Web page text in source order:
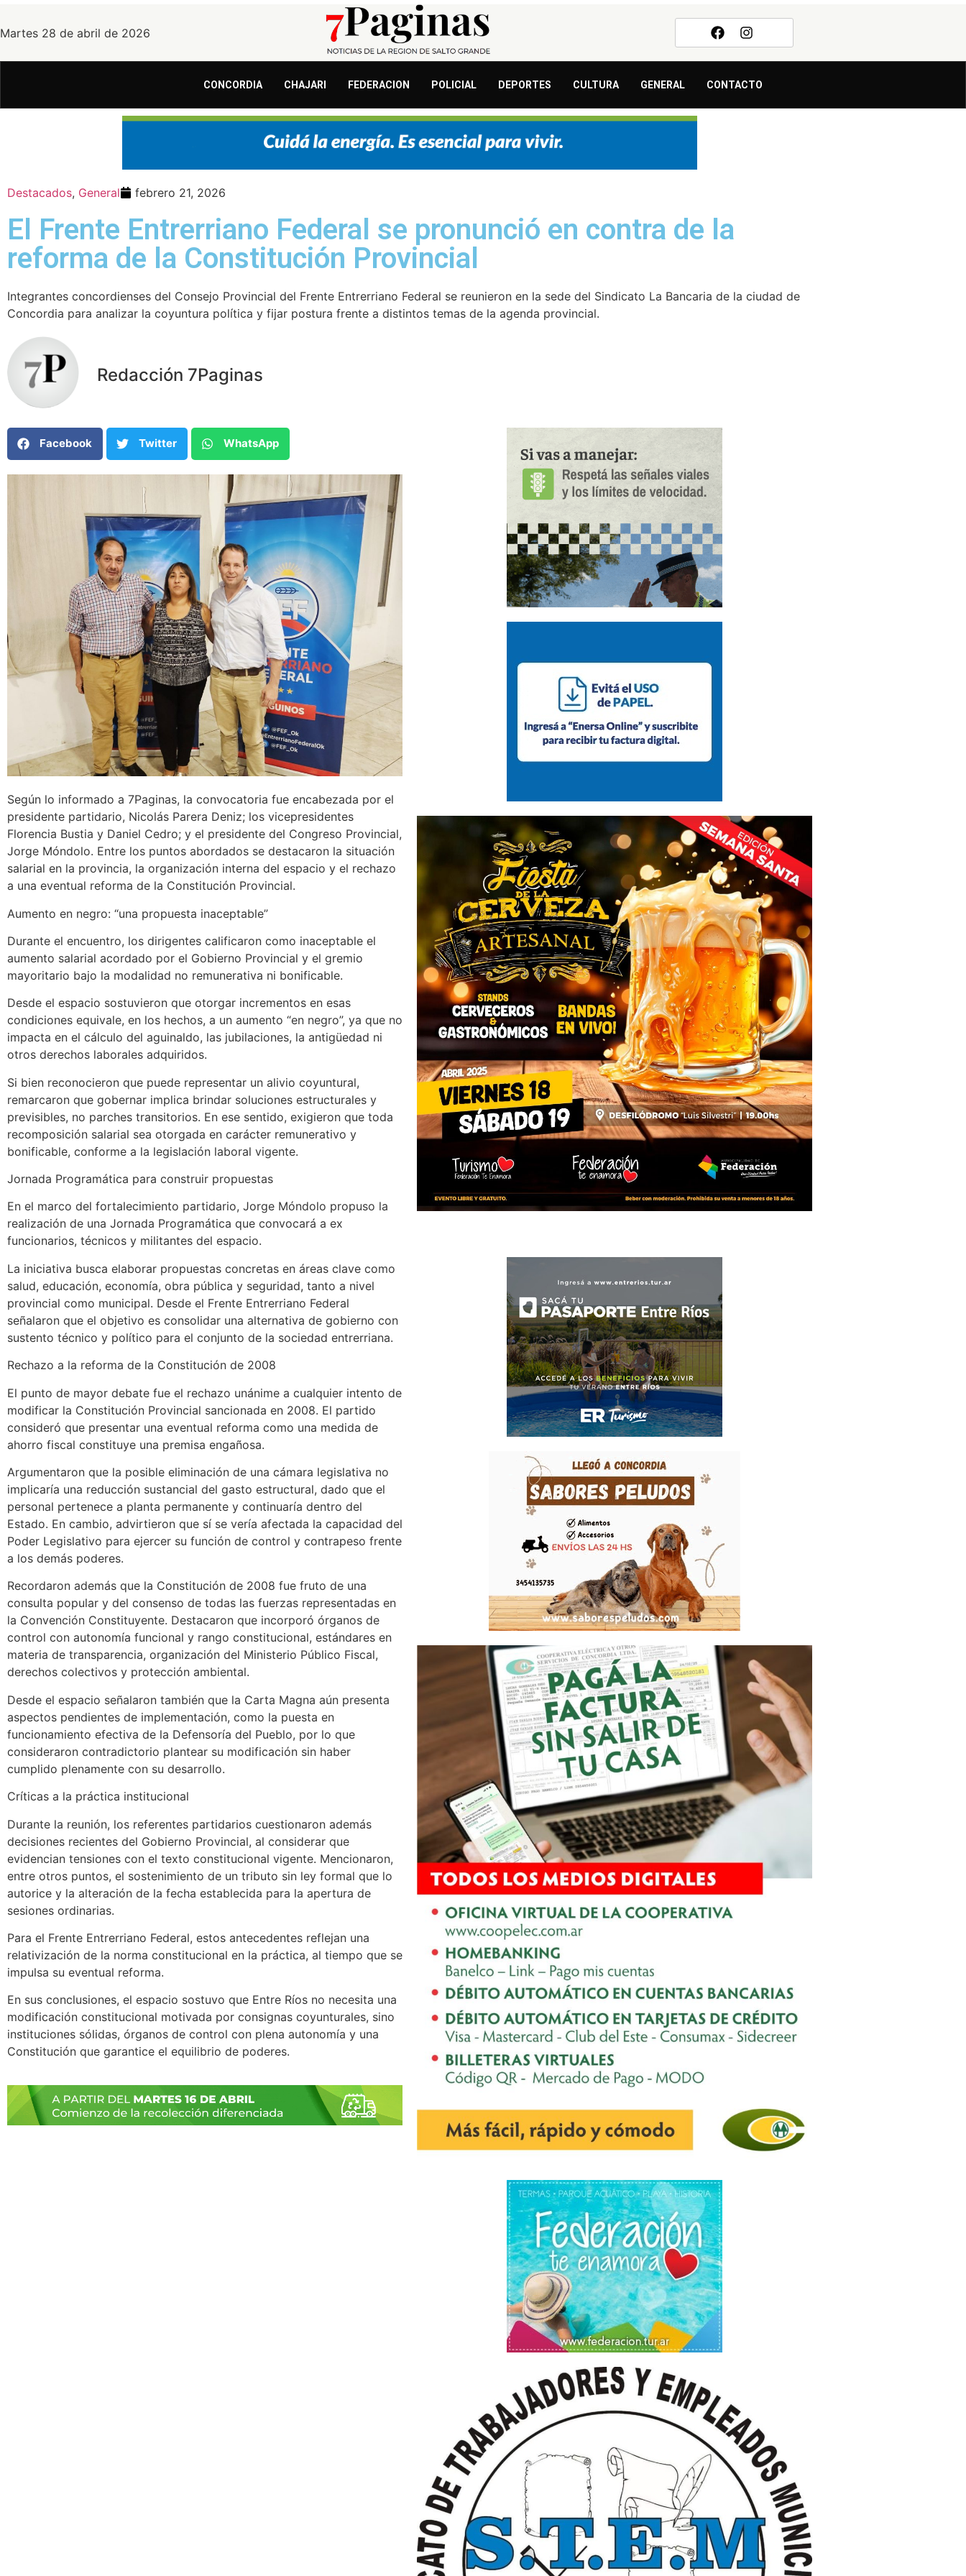
Martes 28 de abril de 2026
CONCORDIA CHAJARI FEDERACION POLICIAL DEPORTES CULTURA GENERAL CONTACTO
Destacados, General febrero 21, 2026
El Frente Entrerriano Federal se pronunció en contra de la
reforma de la Constitución Provincial
Integrantes concordienses del Consejo Provincial del Frente Entrerriano Federal se reunieron en la sede del Sindicato La Bancaria de la ciudad de
Concordia para analizar la coyuntura política y fijar postura frente a distintos temas de la agenda provincial.
Redacción 7Paginas
Facebook Twitter WhatsApp
Según lo informado a 7Paginas, la convocatoria fue encabezada por el
presidente partidario, Nicolás Parera Deniz; los vicepresidentes
Florencia Bustia y Daniel Cedro; y el presidente del Congreso Provincial,
Jorge Móndolo. Entre los puntos abordados se destacaron la situación
salarial en la provincia, la organización interna del espacio y el rechazo
a una eventual reforma de la Constitución Provincial.
Aumento en negro: “una propuesta inaceptable”
Durante el encuentro, los dirigentes calificaron como inaceptable el
aumento salarial acordado por el Gobierno Provincial y el gremio
mayoritario bajo la modalidad no remunerativa ni bonificable.
Desde el espacio sostuvieron que otorgar incrementos en esas
condiciones equivale, en los hechos, a un aumento “en negro”, ya que no
impacta en el cálculo del aguinaldo, las jubilaciones, la antigüedad ni
otros derechos laborales adquiridos.
Si bien reconocieron que puede representar un alivio coyuntural,
remarcaron que gobernar implica brindar soluciones estructurales y
previsibles, no parches transitorios. En ese sentido, exigieron que toda
recomposición salarial sea otorgada en carácter remunerativo y
bonificable, conforme a la legislación laboral vigente.
Jornada Programática para construir propuestas
En el marco del fortalecimiento partidario, Jorge Móndolo propuso la
realización de una Jornada Programática que convocará a ex
funcionarios, técnicos y militantes del espacio.
La iniciativa busca elaborar propuestas concretas en áreas clave como
salud, educación, economía, obra pública y seguridad, tanto a nivel
provincial como municipal. Desde el Frente Entrerriano Federal
señalaron que el objetivo es consolidar una alternativa de gobierno con
sustento técnico y político para el conjunto de la sociedad entrerriana.
Rechazo a la reforma de la Constitución de 2008
El punto de mayor debate fue el rechazo unánime a cualquier intento de
modificar la Constitución Provincial sancionada en 2008. El partido
consideró que presentar una eventual reforma como una medida de
ahorro fiscal constituye una premisa engañosa.
Argumentaron que la posible eliminación de una cámara legislativa no
implicaría una reducción sustancial del gasto estructural, dado que el
personal pertenece a planta permanente y continuaría dentro del
Estado. En cambio, advirtieron que sí se vería afectada la capacidad del
Poder Legislativo para ejercer su función de control y contrapeso frente
a los demás poderes.
Recordaron además que la Constitución de 2008 fue fruto de una
consulta popular y del consenso de todas las fuerzas representadas en
la Convención Constituyente. Destacaron que incorporó órganos de
control con autonomía funcional y rango constitucional, estándares en
materia de transparencia, organización del Ministerio Público Fiscal,
derechos colectivos y protección ambiental.
Desde el espacio señalaron también que la Carta Magna aún presenta
aspectos pendientes de implementación, como la puesta en
funcionamiento efectiva de la Defensoría del Pueblo, por lo que
consideraron contradictorio plantear su modificación sin haber
cumplido plenamente con su desarrollo.
Críticas a la práctica institucional
Durante la reunión, los referentes partidarios cuestionaron además
decisiones recientes del Gobierno Provincial, al considerar que
evidencian tensiones con el texto constitucional vigente. Mencionaron,
entre otros puntos, el sostenimiento de un tributo sin ley formal que lo
autorice y la alteración de la fecha establecida para la apertura de
sesiones ordinarias.
Para el Frente Entrerriano Federal, estos antecedentes reflejan una
relativización de la norma constitucional en la práctica, al tiempo que se
impulsa su eventual reforma.
En sus conclusiones, el espacio sostuvo que Entre Ríos no necesita una
modificación constitucional motivada por consignas coyunturales, sino
instituciones sólidas, órganos de control con plena autonomía y una
Constitución que garantice el equilibrio de poderes.